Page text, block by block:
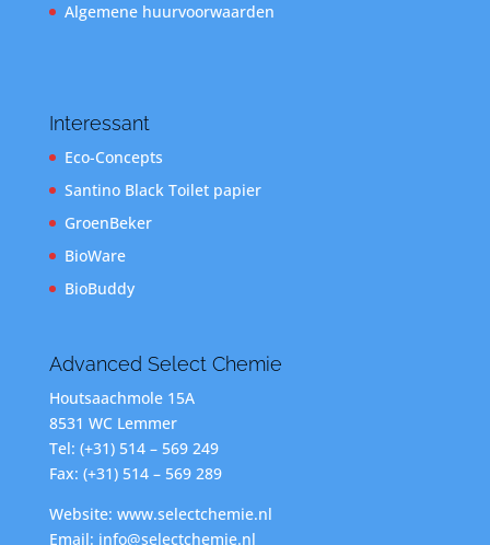
Algemene huurvoorwaarden
Interessant
Eco-Concepts
Santino Black Toilet papier
GroenBeker
BioWare
BioBuddy
Advanced Select Chemie
Houtsaachmole 15A
8531 WC Lemmer
Tel: (+31) 514 – 569 249
Fax: (+31) 514 – 569 289
Website: www.selectchemie.nl
Email: info@selectchemie.nl